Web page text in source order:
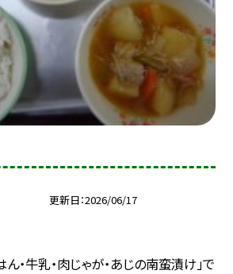
更新日 2026/06/17
・牛乳・肉じゃが・あじの南蛮漬け」で